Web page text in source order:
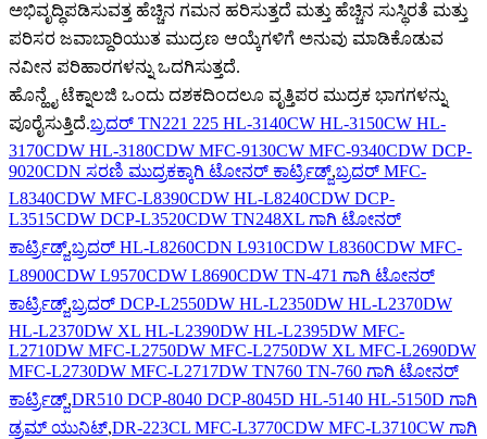
ಅಭಿವೃದ್ಧಿಪಡಿಸುವತ್ತ ಹೆಚ್ಚಿನ ಗಮನ ಹರಿಸುತ್ತದೆ ಮತ್ತು ಹೆಚ್ಚಿನ ಸುಸ್ಥಿರತೆ ಮತ್ತು
ಪರಿಸರ ಜವಾಬ್ದಾರಿಯುತ ಮುದ್ರಣ ಆಯ್ಕೆಗಳಿಗೆ ಅನುವು ಮಾಡಿಕೊಡುವ
ನವೀನ ಪರಿಹಾರಗಳನ್ನು ಒದಗಿಸುತ್ತದೆ.
ಹೊನ್ಹೈ ಟೆಕ್ನಾಲಜಿ ಒಂದು ದಶಕದಿಂದಲೂ ವೃತ್ತಿಪರ ಮುದ್ರಕ ಭಾಗಗಳನ್ನು
ಪೂರೈಸುತ್ತಿದೆ.ಬ್ರದರ್ TN221 225 HL-3140CW HL-3150CW HL-
3170CDW HL-3180CDW MFC-9130CW MFC-9340CDW DCP-
9020CDN ಸರಣಿ ಮುದ್ರಕಕ್ಕಾಗಿ ಟೋನರ್ ಕಾರ್ಟ್ರಿಡ್ಜ್,ಬ್ರದರ್ MFC-
L8340CDW MFC-L8390CDW HL-L8240CDW DCP-
L3515CDW DCP-L3520CDW TN248XL ಗಾಗಿ ಟೋನರ್
ಕಾರ್ಟ್ರಿಡ್ಜ್,ಬ್ರದರ್ HL-L8260CDN L9310CDW L8360CDW MFC-
L8900CDW L9570CDW L8690CDW TN-471 ಗಾಗಿ ಟೋನರ್
ಕಾರ್ಟ್ರಿಡ್ಜ್,ಬ್ರದರ್ DCP-L2550DW HL-L2350DW HL-L2370DW
HL-L2370DW XL HL-L2390DW HL-L2395DW MFC-
L2710DW MFC-L2750DW MFC-L2750DW XL MFC-L2690DW
MFC-L2730DW MFC-L2717DW TN760 TN-760 ಗಾಗಿ ಟೋನರ್
ಕಾರ್ಟ್ರಿಡ್ಜ್,DR510 DCP-8040 DCP-8045D HL-5140 HL-5150D ಗಾಗಿ
ಡ್ರಮ್ ಯುನಿಟ್,DR-223CL MFC-L3770CDW MFC-L3710CW ಗಾಗಿ